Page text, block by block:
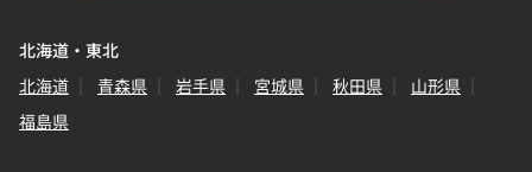
北海道・東北
北海道
青森県 岩手県 宮城県 秋田県
山形県
福島県